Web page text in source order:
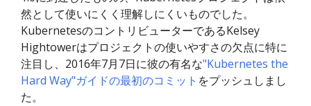
然として使いにくく理解しにくいものでした。
KubernetesのコントリビューターであるKelsey
Hightowerはプロジェクトの使いやすさの欠点に特に
注目し、2016年7月7日に彼の有名な"Kubernetes the
Hard Way"ガイドの最初のコミット をプッシュしまし
た。